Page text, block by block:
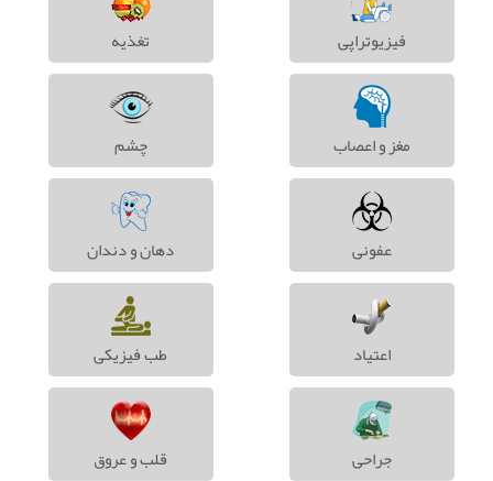
فیزیوتراپی تغذیه
مغز و اعصاب چشم
عفونی دهان و دندان
اعتیاد طب فیزیکی
جراحی قلب و عروق